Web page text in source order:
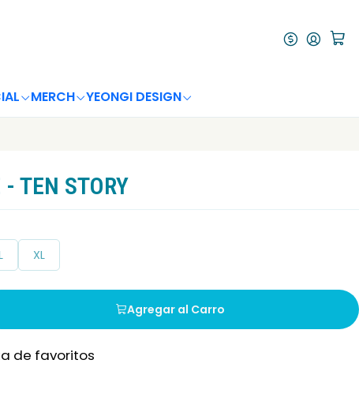
MERCH YEONGI DESIGN
- TEN STORY
XL
Agregar al Carro
de favoritos